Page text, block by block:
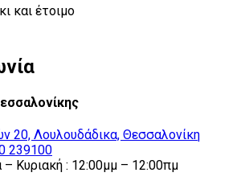
και έτοιμο
20, Λουλουδάδικα, Θεσσαλονίκη
239100
– Κυριακή : 12:00μμ – 12:00πμ